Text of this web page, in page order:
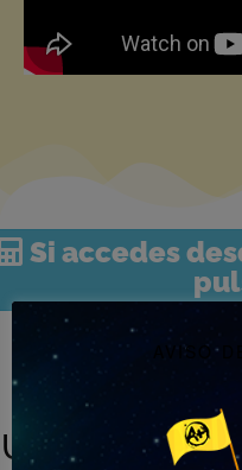
Si accedes
Universidad
AVISO